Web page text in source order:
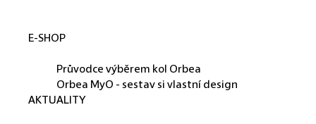
E-SHOP
Průvodce výběrem kol Orbea
Orbea MyO - sestav si vlastní design
AKTUALITY